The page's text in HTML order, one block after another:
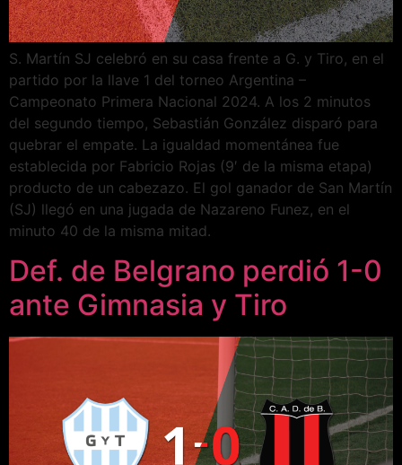
S. Martín SJ celebró en su casa frente a G. y Tiro, en el
partido por la llave 1 del torneo Argentina –
Campeonato Primera Nacional 2024. A los 2 minutos
del segundo tiempo, Sebastián González disparó para
quebrar el empate. La igualdad momentánea fue
establecida por Fabricio Rojas (9′ de la misma etapa)
producto de un cabezazo. El gol ganador de San Martín
(SJ) llegó en una jugada de Nazareno Funez, en el
minuto 40 de la misma mitad.
Def. de Belgrano perdió 1-0
ante Gimnasia y Tiro